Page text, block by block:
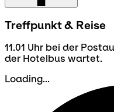
Treffpunkt & Reise
11.01 Uhr bei der
der Hotelbus wartet.
Loading...